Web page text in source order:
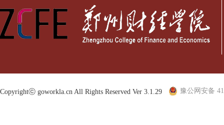
Copyrightⓒ goworkla.cn All Rights Reserved Ver 3.1.29 豫公网安备